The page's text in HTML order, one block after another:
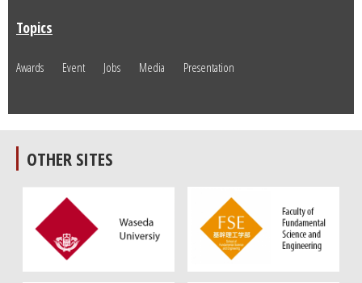
Topics
Awards Event Jobs Media Presentation
OTHER SITES